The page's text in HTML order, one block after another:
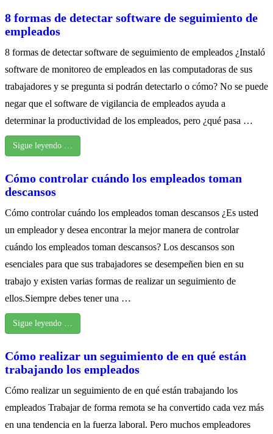
8 formas de detectar software de seguimiento de
empleados
8 formas de detectar software de seguimiento de empleados ¿Instaló
software de monitoreo de empleados en las computadoras de sus
trabajadores y se pregunta si podrán detectarlo o cómo? No se puede
negar que el software de vigilancia de empleados ayuda a
determinar la productividad de los empleados, pero ¿qué pasa …
Sigue leyendo …
Cómo controlar cuándo los empleados toman
descansos
Cómo controlar cuándo los empleados toman descansos ¿Es usted
un empleador y desea encontrar la mejor manera de controlar
cuándo los empleados toman descansos? Los descansos son
esenciales para que sus trabajadores se desempeñen bien en su
trabajo y existen varias formas de realizar un seguimiento de
ellos.Siempre debes tener una …
Sigue leyendo …
Cómo realizar un seguimiento de en qué están
trabajando los empleados
Cómo realizar un seguimiento de en qué están trabajando los
empleados Trabajar de forma remota se ha convertido cada vez más
en una tendencia en la fuerza laboral. Pero muchos empleadores